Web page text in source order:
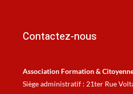
Contactez-nous
Association Formation &
Siège administratif : 21ter Rue